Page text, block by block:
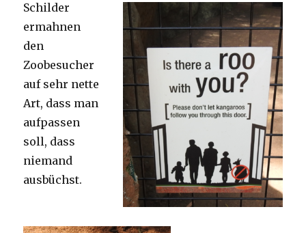
Schilder
ermahnen
den
Zoobesucher
auf sehr nette
Art, dass man
aufpassen
soll, dass
niemand
ausbüchst.